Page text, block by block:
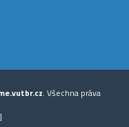
. Všechna práva